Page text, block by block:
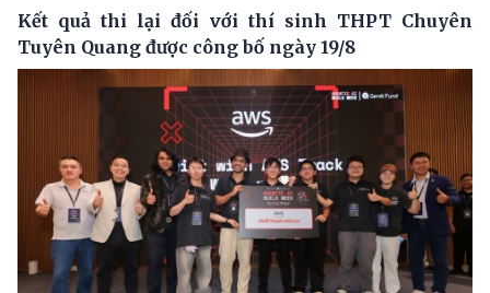
Kết quả thi lại đối với thí sinh THPT Chuyên
Tuyên Quang được công bố ngày 19/8